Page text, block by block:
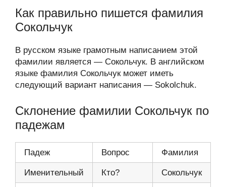
Как правильно пишется фамилия
Сокольчук
В русском языке грамотным написанием этой
фамилии является — Сокольчук. В английском
языке фамилия Сокольчук может иметь
следующий вариант написания — Sokolchuk.
Склонение фамилии Сокольчук по
падежам
Падеж Вопрос Фамилия
Именительный Кто? Сокольчук